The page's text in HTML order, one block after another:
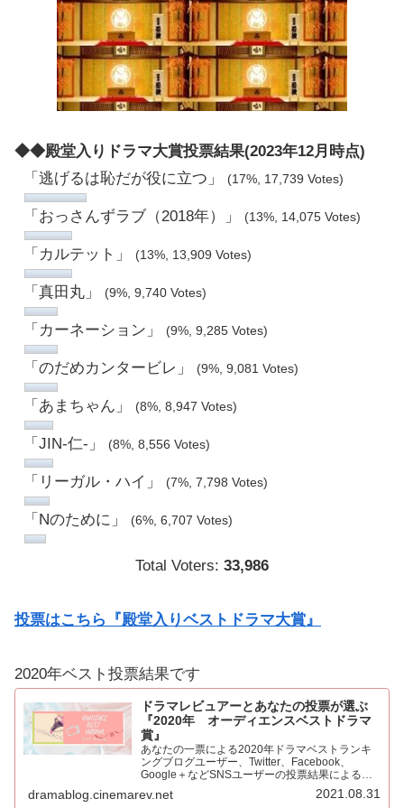
◆◆殿堂入りドラマ大賞投票結果(2023年12月時点)
「逃げるは恥だが役に立つ」
(17%, 17,739 Votes)
「おっさんずラブ（2018年）」 (13%, 14,075 Votes)
「カルテット」 (13%, 13,909 Votes)
「真田丸」 (9%, 9,740 Votes)
「カーネーション」 (9%, 9,285 Votes)
「のだめカンタービレ」 (9%, 9,081 Votes)
「あまちゃん」 (8%, 8,947 Votes)
「JIN-仁-」 (8%, 8,556 Votes)
「リーガル・ハイ」 (7%, 7,798 Votes)
「Nのために」 (6%, 6,707 Votes)
Total Voters: 33,986
投票はこちら『殿堂入りベストドラマ大賞』
2020年ベスト投票結果です
ドラマレビュアーとあなたの投票が選ぶ
『2020年 オーディエンスベストドラマ
賞』
あなたの一票による2020年ドラマベストランキ
ングブログユーザー、Twitter、Facebook、
Google＋などSNSユーザーの投票結果による
2020年ベストドラマ。445票もの投票をいただき
心より感謝申し上げます！！集計の結果を発表…
dramablog.cinemarev.net 2021.08.31